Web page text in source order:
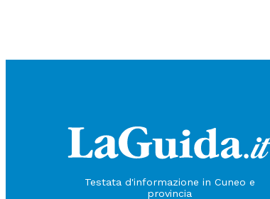
Testata d'informazione in Cuneo e
provincia